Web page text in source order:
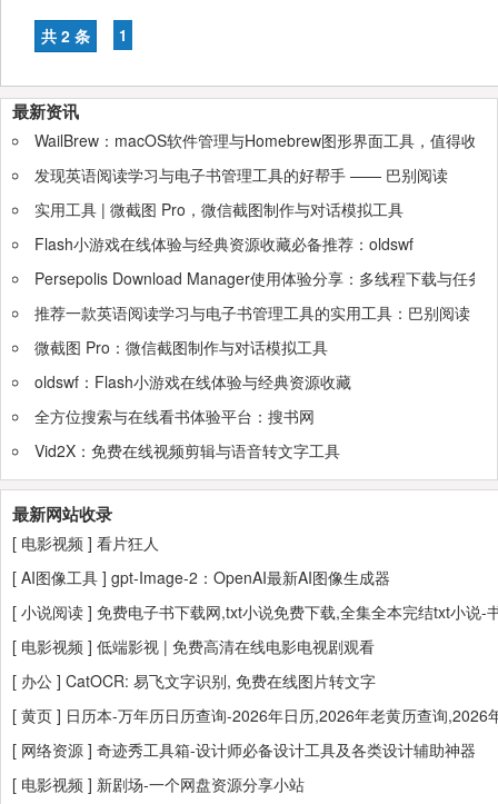
共 2 条 1
最新资讯
WailBrew：macOS软件管理与Homebrew图形界面工具，值得收藏
发现英语阅读学习与电子书管理工具的好帮手 —— 巴别阅读
实用工具 | 微截图 Pro，微信截图制作与对话模拟工具
Flash小游戏在线体验与经典资源收藏必备推荐：oldswf
Persepolis Download Manager使用体验分享：多线程下载与任务
推荐一款英语阅读学习与电子书管理工具的实用工具：巴别阅读
微截图 Pro：微信截图制作与对话模拟工具
oldswf：Flash小游戏在线体验与经典资源收藏
全方位搜索与在线看书体验平台：搜书网
Vid2X：免费在线视频剪辑与语音转文字工具
最新网站收录
[ 电影视频 ] 看片狂人
[ AI图像工具 ] gpt-Image-2：OpenAI最新AI图像生成器
[ 小说阅读 ] 免费电子书下载网,txt小说免费下载,全集全本完结txt小说-
[ 电影视频 ] 低端影视 | 免费高清在线电影电视剧观看
[ 办公 ] CatOCR: 易飞文字识别, 免费在线图片转文字
[ 黄页 ] 日历本-万年历日历查询-2026年日历,2026年老黄历查询,2026
[ 网络资源 ] 奇迹秀工具箱-设计师必备设计工具及各类设计辅助神器
[ 电影视频 ] 新剧场-一个网盘资源分享小站